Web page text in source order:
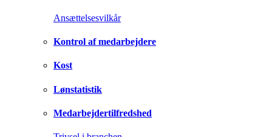
Ansættelsesvilkår
Kontrol af medarbejdere
Kost
Lønstatistik
Medarbejdertilfredshed